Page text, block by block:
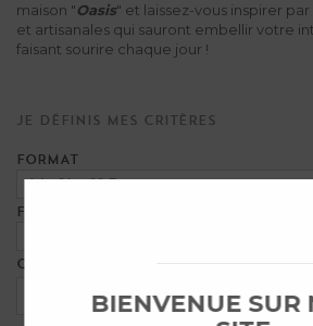
maison "Oasis" et laissez-vous inspirer
et artisanales qui sauront embellir votre
faisant sourire chaque jour !
Je définis mes critères
FORMAT
FINITION
QUANTITÉ
BIENVENUE SUR